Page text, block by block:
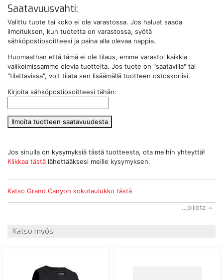
Saatavuusvahti:
Valittu tuote tai koko ei ole varastossa. Jos haluat saada
ilmoituksen, kun tuotetta on varastossa, syötä
sähköpostiosoitteesi ja paina alla olevaa nappia.
Huomaathan että tämä ei ole tilaus, emme varastoi kaikkia
valikoimissamme olevia tuotteita. Jos tuote on "saatavilla" tai
"tilattavissa", voit tilata sen lisäämällä tuotteen ostoskoriisi.
Kirjoita sähköpostiosoitteesi tähän:
Ilmoita tuotteen saatavuudesta
Jos sinulla on kysymyksiä tästä tuotteesta, ota meihin yhteyttä!
Klikkaa tästä lähettääksesi meille kysymyksen.
Katso Grand Canyon kokotaulukko tästä
…piilota
Katso myös: